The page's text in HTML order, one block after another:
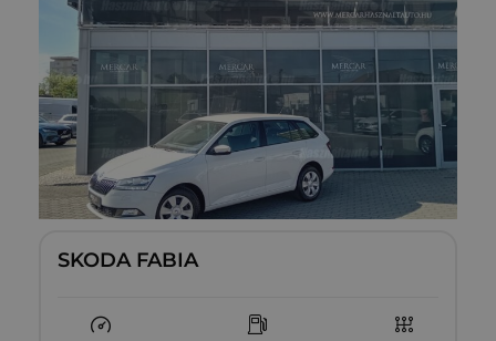
SKODA FABIA